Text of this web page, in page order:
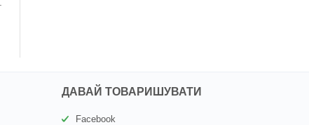
ДАВАЙ ТОВАРИШУВАТИ
Facebook